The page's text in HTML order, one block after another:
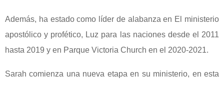
Además, ha estado como líder de alabanza en El ministerio
apostólico y profético, Luz para las naciones desde el 2011
hasta 2019 y en Parque Victoria Church en el 2020-2021.
Sarah comienza una nueva etapa en su ministerio, en esta